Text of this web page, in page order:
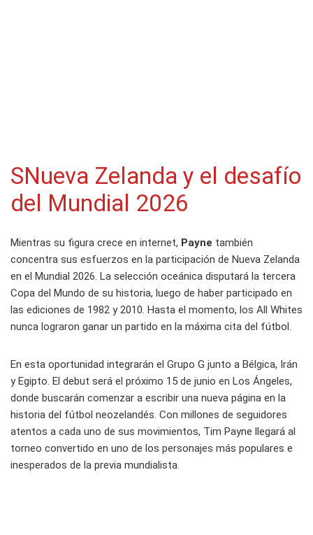
SNueva Zelanda y el desafío
del Mundial 2026
Mientras su figura crece en internet, Payne también
concentra sus esfuerzos en la participación de Nueva Zelanda
en el Mundial 2026. La selección oceánica disputará la tercera
Copa del Mundo de su historia, luego de haber participado en
las ediciones de 1982 y 2010. Hasta el momento, los All Whites
nunca lograron ganar un partido en la máxima cita del fútbol.
En esta oportunidad integrarán el Grupo G junto a Bélgica, Irán
y Egipto. El debut será el próximo 15 de junio en Los Ángeles,
donde buscarán comenzar a escribir una nueva página en la
historia del fútbol neozelandés. Con millones de seguidores
atentos a cada uno de sus movimientos, Tim Payne llegará al
torneo convertido en uno de los personajes más populares e
inesperados de la previa mundialista.